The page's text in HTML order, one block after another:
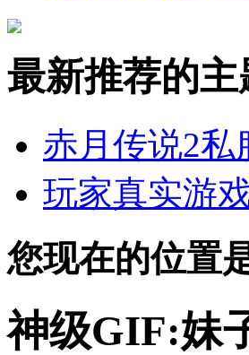
最新推荐的主
赤月传说2私
玩家真实游
您现在的位置
神级GIF:妹